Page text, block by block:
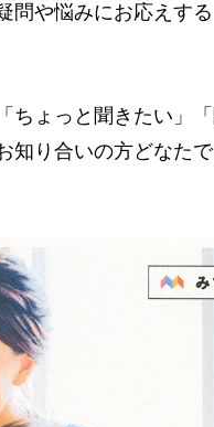
問や悩みにお応えす
ちょっと聞きたい」
知り合いの方どなた